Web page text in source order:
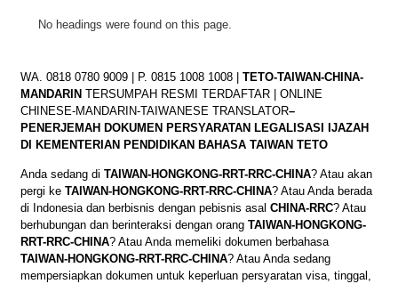
No headings were found on this page.
WA. 0818 0780 9009 | P. 0815 1008 1008 | TETO-TAIWAN-CHINA-
MANDARIN TERSUMPAH RESMI TERDAFTAR | ONLINE
CHINESE-MANDARIN-TAIWANESE TRANSLATOR–
PENERJEMAH DOKUMEN PERSYARATAN LEGALISASI IJAZAH
DI KEMENTERIAN PENDIDIKAN BAHASA TAIWAN TETO
Anda sedang di TAIWAN-HONGKONG-RRT-RRC-CHINA? Atau akan
pergi ke TAIWAN-HONGKONG-RRT-RRC-CHINA? Atau Anda berada
di Indonesia dan berbisnis dengan pebisnis asal CHINA-RRC? Atau
berhubungan dan berinteraksi dengan orang TAIWAN-HONGKONG-
RRT-RRC-CHINA? Atau Anda memeliki dokumen berbahasa
TAIWAN-HONGKONG-RRT-RRC-CHINA? Atau Anda sedang
mempersiapkan dokumen untuk keperluan persyaratan visa, tinggal,